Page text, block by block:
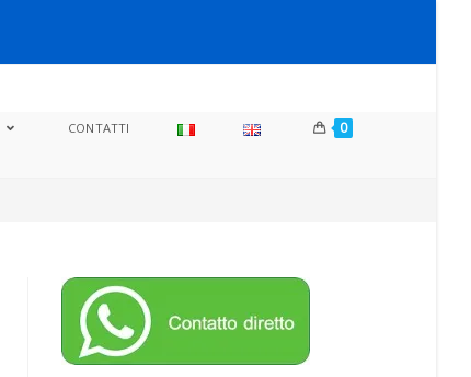
CONTATTI 0